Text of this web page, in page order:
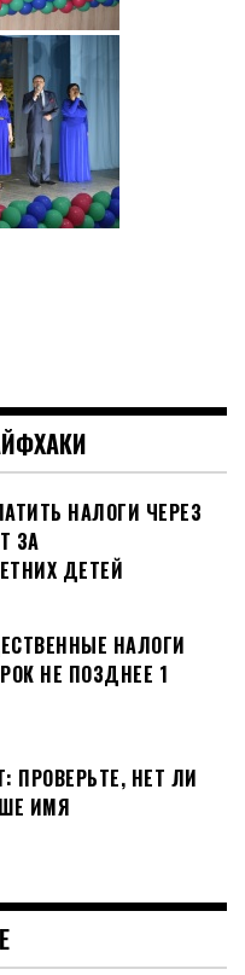
НАЛОГИ ЧЕРЕЗ
ЗА
ДЕТЕЙ
НАЛОГИ
НЕ ПОЗДНЕЕ 1
ПРОВЕРЬТЕ, НЕТ ЛИ
ИМЯ